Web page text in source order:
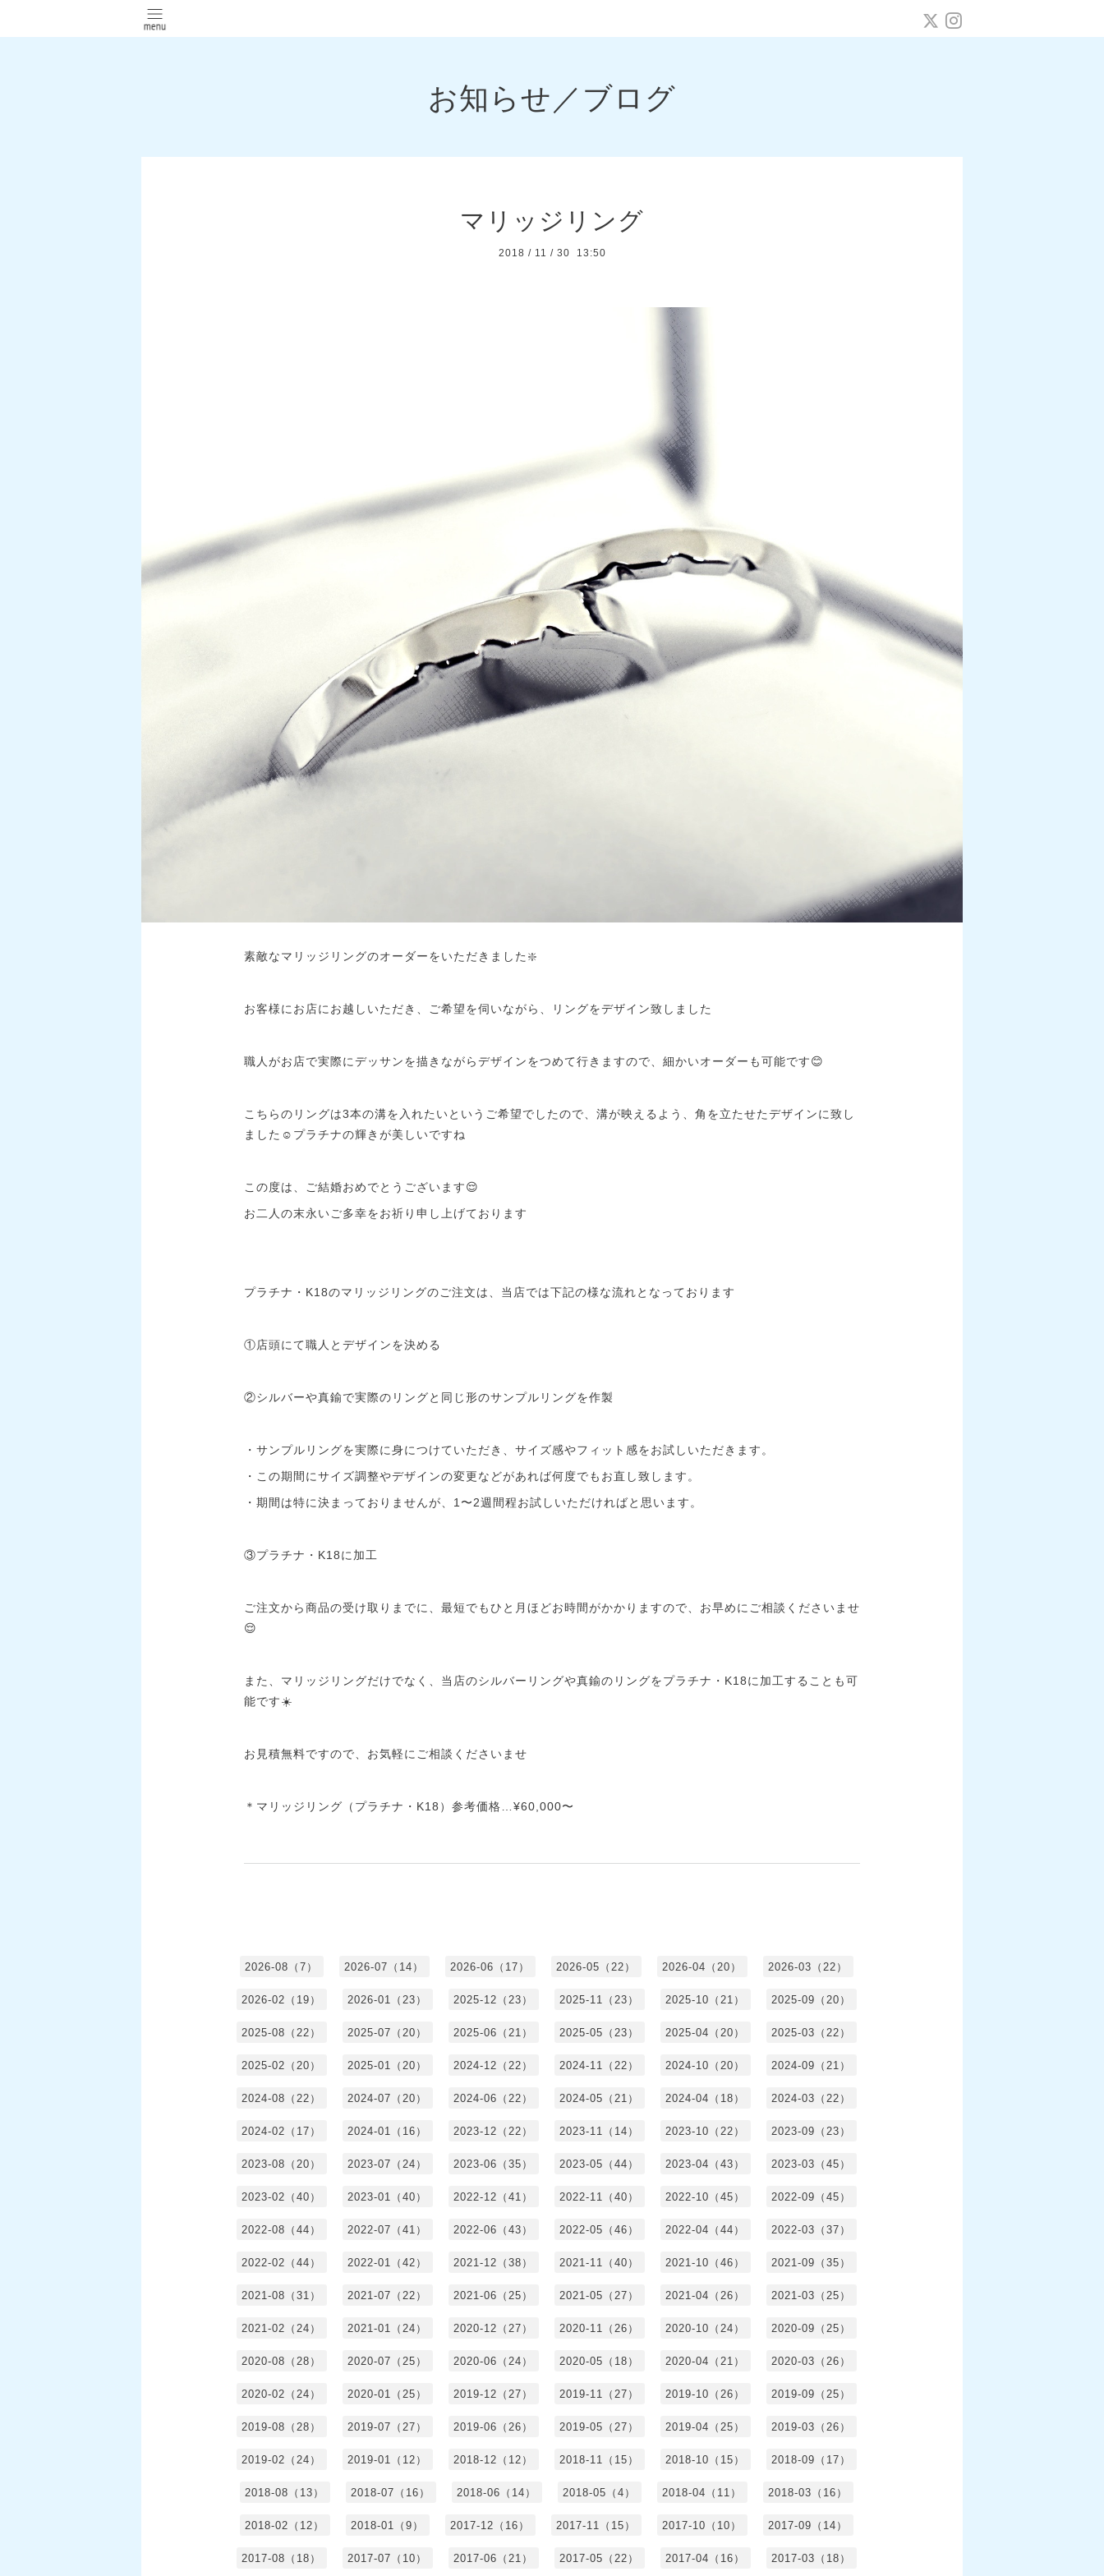
お知らせ／ブログ
マリッジリング
2018 / 11 / 30 13:50
素敵なマリッジリングのオーダーをいただきました❇️
お客様にお店にお越しいただき、ご希望を伺いながら、リングをデザイン致しました
職人がお店で実際にデッサンを描きながらデザインをつめて行きますので、細かいオーダーも可能です😊
こちらのリングは3本の溝を入れたいというご希望でしたので、溝が映えるよう、角を立たせたデザインに致し
ました☺️プラチナの輝きが美しいですね
この度は、ご結婚おめでとうございます😌
お二人の末永いご多幸をお祈り申し上げております
プラチナ・K18のマリッジリングのご注文は、当店では下記の様な流れとなっております
①店頭にて職人とデザインを決める
②シルバーや真鍮で実際のリングと同じ形のサンプルリングを作製
・サンプルリングを実際に身につけていただき、サイズ感やフィット感をお試しいただきます。
・この期間にサイズ調整やデザインの変更などがあれば何度でもお直し致します。
・期間は特に決まっておりませんが、1〜2週間程お試しいただければと思います。
③プラチナ・K18に加工
ご注文から商品の受け取りまでに、最短でもひと月ほどお時間がかかりますので、お早めにご相談くださいませ
😌
また、マリッジリングだけでなく、当店のシルバーリングや真鍮のリングをプラチナ・K18に加工することも可
能です☀️
お見積無料ですので、お気軽にご相談くださいませ
＊マリッジリング（プラチナ・K18）参考価格…¥60,000〜
2026-08（7） 2026-07（14） 2026-06（17） 2026-05（22） 2026-04（20） 2026-03（22）
2026-02（19） 2026-01（23） 2025-12（23） 2025-11（23） 2025-10（21） 2025-09（20）
2025-08（22） 2025-07（20） 2025-06（21） 2025-05（23） 2025-04（20） 2025-03（22）
2025-02（20） 2025-01（20） 2024-12（22） 2024-11（22） 2024-10（20） 2024-09（21）
2024-08（22） 2024-07（20） 2024-06（22） 2024-05（21） 2024-04（18） 2024-03（22）
2024-02（17） 2024-01（16） 2023-12（22） 2023-11（14） 2023-10（22） 2023-09（23）
2023-08（20） 2023-07（24） 2023-06（35） 2023-05（44） 2023-04（43） 2023-03（45）
2023-02（40） 2023-01（40） 2022-12（41） 2022-11（40） 2022-10（45） 2022-09（45）
2022-08（44） 2022-07（41） 2022-06（43） 2022-05（46） 2022-04（44） 2022-03（37）
2022-02（44） 2022-01（42） 2021-12（38） 2021-11（40） 2021-10（46） 2021-09（35）
2021-08（31） 2021-07（22） 2021-06（25） 2021-05（27） 2021-04（26） 2021-03（25）
2021-02（24） 2021-01（24） 2020-12（27） 2020-11（26） 2020-10（24） 2020-09（25）
2020-08（28） 2020-07（25） 2020-06（24） 2020-05（18） 2020-04（21） 2020-03（26）
2020-02（24） 2020-01（25） 2019-12（27） 2019-11（27） 2019-10（26） 2019-09（25）
2019-08（28） 2019-07（27） 2019-06（26） 2019-05（27） 2019-04（25） 2019-03（26）
2019-02（24） 2019-01（12） 2018-12（12） 2018-11（15） 2018-10（15） 2018-09（17）
2018-08（13） 2018-07（16） 2018-06（14） 2018-05（4） 2018-04（11） 2018-03（16）
2018-02（12） 2018-01（9） 2017-12（16） 2017-11（15） 2017-10（10） 2017-09（14）
2017-08（18） 2017-07（10） 2017-06（21） 2017-05（22） 2017-04（16） 2017-03（18）